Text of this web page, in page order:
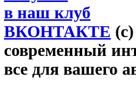
в наш клуб
ВКОНТАКТЕ
современный
все для вашего